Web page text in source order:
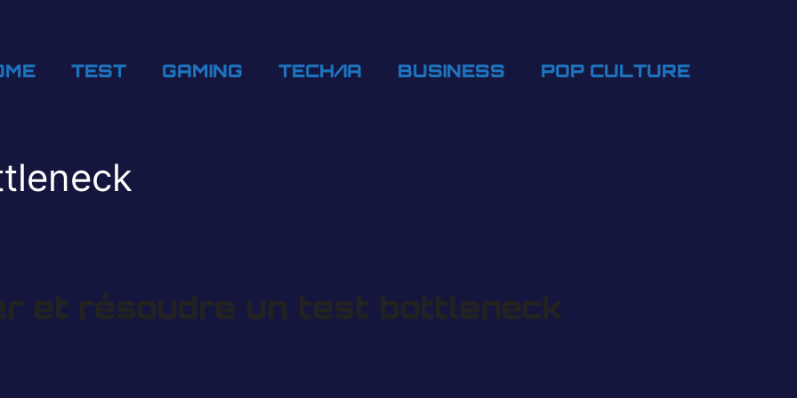
TEST GAMING TECH/IA BUSINESS POP CULTURE
et résoudre un test bottleneck